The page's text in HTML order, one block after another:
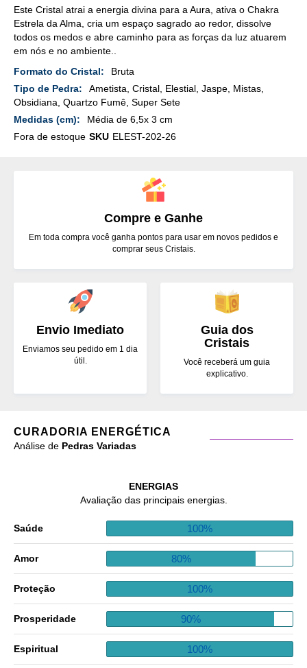
Este Cristal atrai a energia divina para a Aura, ativa o Chakra
Estrela da Alma, cria um espaço sagrado ao redor, dissolve
todos os medos e abre caminho para as forças da luz atuarem
em nós e no ambiente..
Mais
Detalhes
Bruta
Ametista, Cristal, Elestial, Jaspe, Mistas,
Obsidiana, Quartzo Fumê, Super Sete
Média de 6,5x 3 cm
Fora de estoque SKU ELEST-202-26
Envio Imediato
Enviamos seu pedido em 1 dia
útil.
Compre e Ganhe
Em toda compra você ganha pontos para usar em novos pedidos e
comprar seus Cristais.
Guia dos
Cristais
Você receberá um guia
explicativo.
CURADORIA ENERGÉTICA
Análise de Pedras Variadas
ENERGIAS
Avaliação das principais energias.
Saúde 100%
Amor 80%
Proteção 100%
Prosperidade 90%
Espiritual 100%